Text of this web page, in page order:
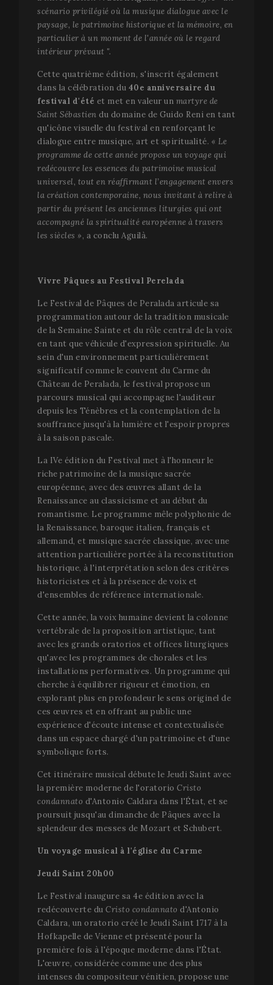
scénario privilégié où la musique dialogue avec le
paysage, le patrimoine historique et la mémoire, en
particulier à un moment de l'année où le regard
intérieur prévaut ".
Cette quatrième édition, s'inscrit également
dans la célébration du 40e anniversaire du
festival d'été et met en valeur un martyre de
Saint Sébastien du domaine de Guido Reni en tant
qu'icône visuelle du festival en renforçant le
dialogue entre musique, art et spiritualité. « Le
programme de cette année propose un voyage qui
redécouvre les essences du patrimoine musical
universel, tout en réaffirmant l’engagement envers
la création contemporaine, nous invitant à relire à
partir du présent les anciennes liturgies qui ont
accompagné la spiritualité européenne à travers
les siècles », a conclu Aguilà.
Vivre Pâques au Festival Perelada
Le Festival de Pâques de Peralada articule sa
programmation autour de la tradition musicale
de la Semaine Sainte et du rôle central de la voix
en tant que véhicule d'expression spirituelle. Au
sein d'un environnement particulièrement
significatif comme le couvent du Carme du
Château de Peralada, le festival propose un
parcours musical qui accompagne l'auditeur
depuis les Ténèbres et la contemplation de la
souffrance jusqu'à la lumière et l'espoir propres
à la saison pascale.
La IVe édition du Festival met à l'honneur le
riche patrimoine de la musique sacrée
européenne, avec des œuvres allant de la
Renaissance au classicisme et au début du
romantisme. Le programme mêle polyphonie de
la Renaissance, baroque italien, français et
allemand, et musique sacrée classique, avec une
attention particulière portée à la reconstitution
historique, à l'interprétation selon des critères
historicistes et à la présence de voix et
d'ensembles de référence internationale.
Cette année, la voix humaine devient la colonne
vertébrale de la proposition artistique, tant
avec les grands oratorios et offices liturgiques
qu'avec les programmes de chorales et les
installations performatives. Un programme qui
cherche à équilibrer rigueur et émotion, en
explorant plus en profondeur le sens originel de
ces œuvres et en offrant au public une
expérience d'écoute intense et contextualisée
dans un espace chargé d'un patrimoine et d'une
symbolique forts.
Cet itinéraire musical débute le Jeudi Saint avec
la première moderne de l'oratorio Cristo
condannato d'Antonio Caldara dans l'État, et se
poursuit jusqu'au dimanche de Pâques avec la
splendeur des messes de Mozart et Schubert.
Un voyage musical à l'église du Carme
Jeudi Saint 20h00
Le Festival inaugure sa 4e édition avec la
redécouverte du Cristo condannato d'Antonio
Caldara, un oratorio créé le Jeudi Saint 1717 à la
Hofkapelle de Vienne et présenté pour la
première fois à l'époque moderne dans l'État.
L'œuvre, considérée comme une des plus
intenses du compositeur vénitien, propose une